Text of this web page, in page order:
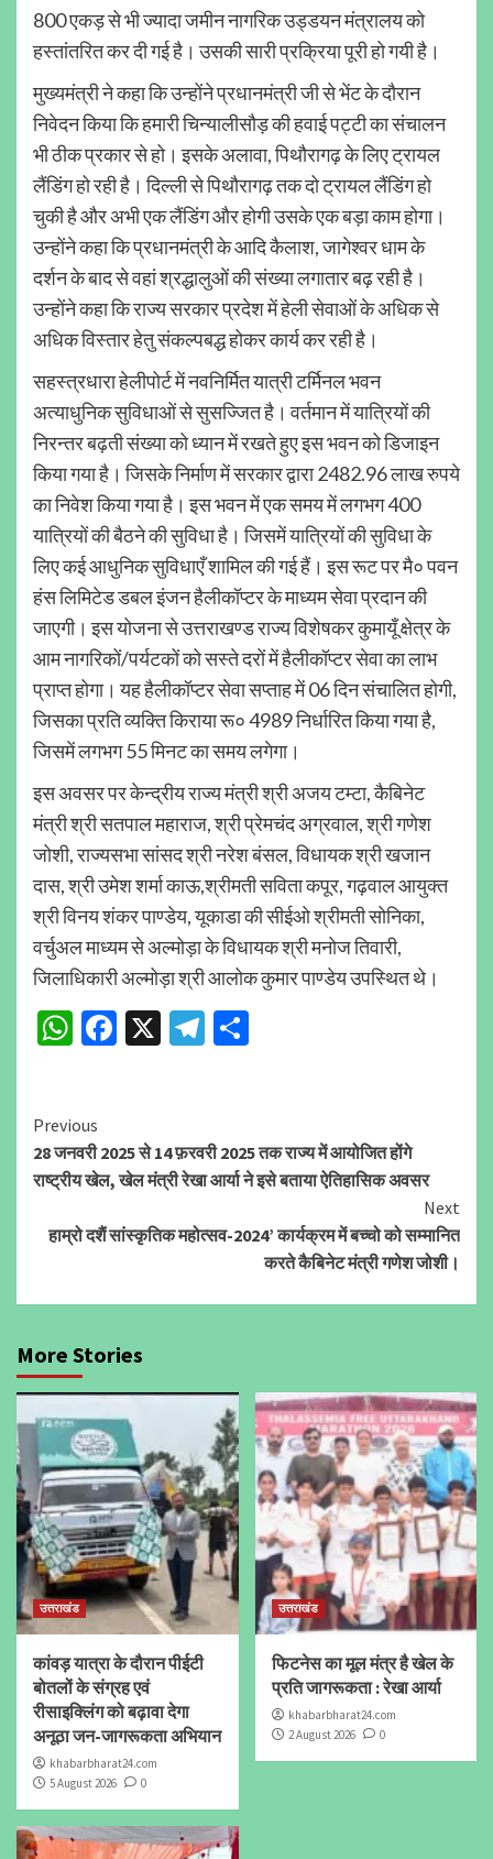
800 एकड़ से भी ज्यादा जमीन नागरिक उड्डयन मंत्रालय को
हस्तांतरित कर दी गई है। उसकी सारी प्रक्रिया पूरी हो गयी है।
मुख्यमंत्री ने कहा कि उन्होंने प्रधानमंत्री जी से भेंट के दौरान
निवेदन किया कि हमारी चिन्यालीसौड़ की हवाई पट्टी का संचालन
भी ठीक प्रकार से हो। इसके अलावा, पिथौरागढ़ के लिए ट्रायल
लैंडिंग हो रही है। दिल्ली से पिथौरागढ़ तक दो ट्रायल लैंडिंग हो
चुकी है और अभी एक लैंडिंग और होगी उसके एक बड़ा काम होगा।
उन्होंने कहा कि प्रधानमंत्री के आदि कैलाश, जागेश्वर धाम के
दर्शन के बाद से वहां श्रद्धालुओं की संख्या लगातार बढ़ रही है।
उन्होंने कहा कि राज्य सरकार प्रदेश में हेली सेवाओं के अधिक से
अधिक विस्तार हेतु संकल्पबद्ध होकर कार्य कर रही है।
सहस्त्रधारा हेलीपोर्ट में नवनिर्मित यात्री टर्मिनल भवन
अत्याधुनिक सुविधाओं से सुसज्जित है। वर्तमान में यात्रियों की
निरन्तर बढ़ती संख्या को ध्यान में रखते हुए इस भवन को डिजाइन
किया गया है। जिसके निर्माण में सरकार द्वारा 2482.96 लाख रुपये
का निवेश किया गया है। इस भवन में एक समय में लगभग 400
यात्रियों की बैठने की सुविधा है। जिसमें यात्रियों की सुविधा के
लिए कई आधुनिक सुविधाएँ शामिल की गई हैं। इस रूट पर मै० पवन
हंस लिमिटेड डबल इंजन हैलीकॉप्टर के माध्यम सेवा प्रदान की
जाएगी। इस योजना से उत्तराखण्ड राज्य विशेषकर कुमायूँ क्षेत्र के
आम नागरिकों/पर्यटकों को सस्ते दरों में हैलीकॉप्टर सेवा का लाभ
प्राप्त होगा। यह हैलीकॉप्टर सेवा सप्ताह में 06 दिन संचालित होगी,
जिसका प्रति व्यक्ति किराया रू० 4989 निर्धारित किया गया है,
जिसमें लगभग 55 मिनट का समय लगेगा।
इस अवसर पर केन्द्रीय राज्य मंत्री श्री अजय टम्टा, कैबिनेट
मंत्री श्री सतपाल महाराज, श्री प्रेमचंद अग्रवाल, श्री गणेश
जोशी, राज्यसभा सांसद श्री नरेश बंसल, विधायक श्री खजान
दास, श्री उमेश शर्मा काऊ,श्रीमती सविता कपूर, गढ़वाल आयुक्त
श्री विनय शंकर पाण्डेय, यूकाडा की सीईओ श्रीमती सोनिका,
वर्चुअल माध्यम से अल्मोड़ा के विधायक श्री मनोज तिवारी,
जिलाधिकारी अल्मोड़ा श्री आलोक कुमार पाण्डेय उपस्थित थे।
WhatsApp
Facebook
X Telegram
Continue
Reading
Previous
28 जनवरी 2025 से 14 फ़रवरी 2025 तक राज्य में आयोजित होंगे
राष्ट्रीय खेल, खेल मंत्री रेखा आर्या ने इसे बताया ऐतिहासिक अवसर
Next
हाम्रो दशैं सांस्कृतिक महोत्सव-2024’ कार्यक्रम में बच्चो को सम्मानित
करते कैबिनेट मंत्री गणेश जोशी।
More Stories
उत्तराखंड
कांवड़ यात्रा के दौरान पीईटी
बोतलों के संग्रह एवं
रीसाइक्लिंग को बढ़ावा देगा
अनूठा जन-जागरूकता अभियान
khabarbharat24.com
5 August 2026
0
उत्तराखंड
फिटनेस का मूल मंत्र है खेल के
प्रति जागरूकता : रेखा आर्या
khabarbharat24.com
2 August 2026
0